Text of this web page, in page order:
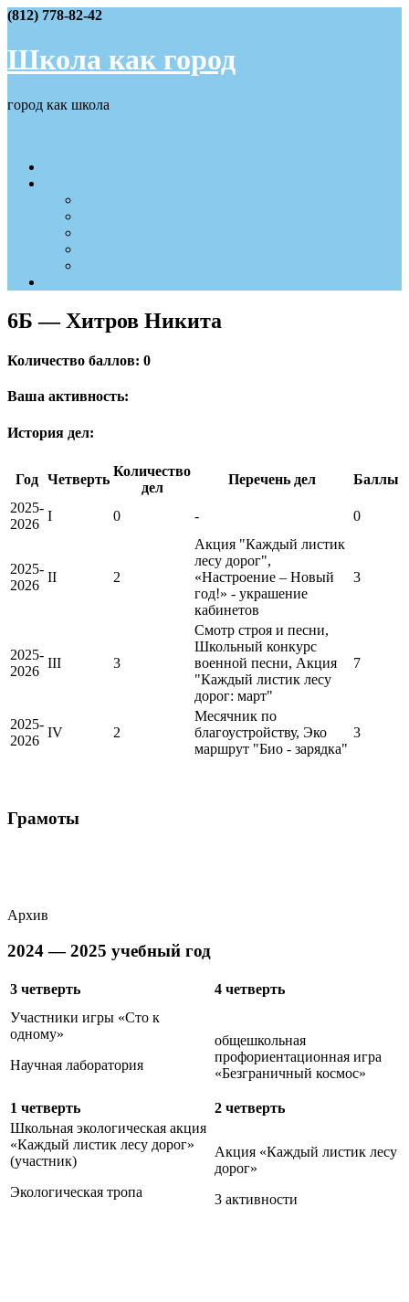
Skip
content
(812) 778-82-42
Школа как город
город как школа
6Б — Хитров Никита
Количество баллов: 0
Ваша активность:
История дел:
Год Четверть
Количество
дел
Перечень дел
Баллы
2025-
2026
I 0 - 0
2025-
2026
II 2
Акция "Каждый листик
лесу дорог",
«Настроение – Новый
год!» - украшение
кабинетов
3
2025-
2026
III 3
Смотр строя и песни,
Школьный конкурс
военной песни, Акция
"Каждый листик лесу
дорог: март"
7
2025-
2026
IV 2
Месячник по
благоустройству, Эко
маршрут "Био - зарядка"
3
Грамоты
Архив
2024 — 2025 учебный год
3 четверть
4 четверть
Участники игры «Сто к
одному»
Научная лаборатория
общешкольная
профориентационная игра
«Безграничный космос»
1 четверть
2 четверть
Школьная экологическая акция
«Каждый листик лесу дорог»
(участник)
Экологическая тропа
Акция «Каждый листик лесу
дорог»
3 активности